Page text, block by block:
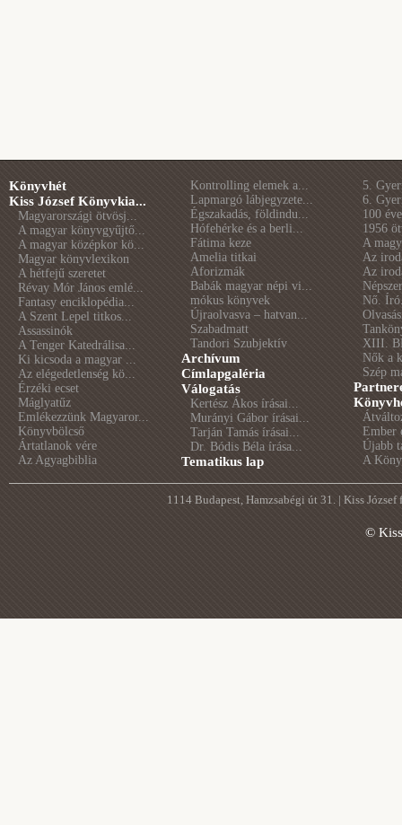
Könyvhét
Kiss József Könyvkia...
Magyarországi ötvösj...
A magyar könyvgyűjtő...
A magyar középkor kö...
Magyar könyvlexikon
A hétfejű szeretet
Révay Mór János emlé...
Fantasy enciklopédia...
A Szent Lepel titkos...
Assassinók
A Tenger Katedrálisa...
Ki kicsoda a magyar ...
Az elégedetlenség kö...
Érzéki ecset
Máglyatűz
Emlékezzünk Magyaror...
Könyvbölcső
Ártatlanok vére
Az Agyagbiblia
Kontrolling elemek a...
Lapmargó lábjegyzete...
Égszakadás, földindu...
Hófehérke és a berli...
Fátima keze
Amelia titkai
Aforizmák
Babák magyar népi vi...
mókus könyvek
Újraolvasva – hatvan...
Szabadmatt
Tandori Szubjektív
Archívum
Címlapgaléria
Válogatás
Kertész Ákos írásai...
Murányi Gábor írásai...
Tarján Tamás írásai...
Dr. Bódis Béla írása...
Tematikus lap
5.
6.
100
1956
A
Az
Az
Nő.
XIII.
Nők a
Szép
Ember
Újabb
A
1114 Budapest, Hamzsabégi út 31. | Kiss
©